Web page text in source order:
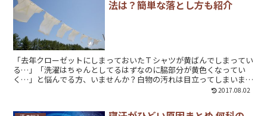
法は？簡単な落とし方も紹介
「去年クローゼットにしまっておいたＴシャツが黄ばんでしまってい
る…」「洗濯はちゃんとしてるはずなのに脇部分が黄色くなってい
く…」と悩んでる方、いませんか？白物の汚れは目立ってしまいます
し、毎回クリーニングに出すのは大変なので、自分で手軽に何とかし
2017.08.02